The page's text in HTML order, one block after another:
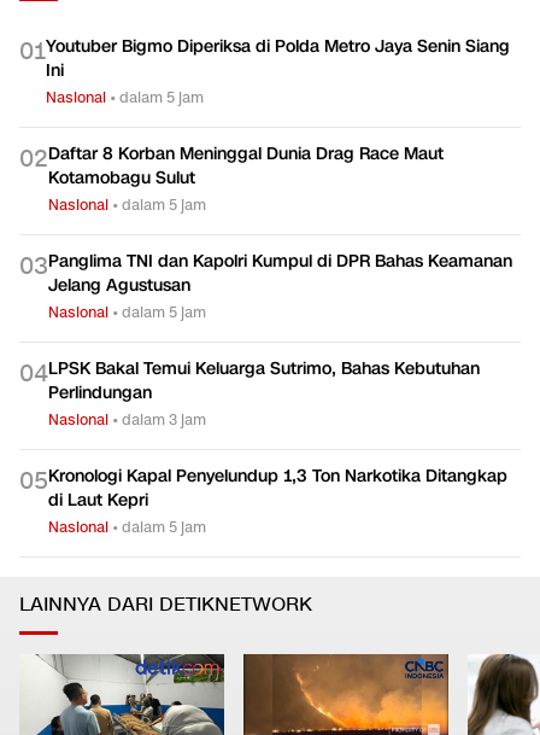
01Youtuber Bigmo Diperiksa di Polda Metro Jaya Senin Siang
Ini
Nasional •dalam 5 jam
02Daftar 8 Korban Meninggal Dunia Drag Race Maut
Kotamobagu Sulut
Nasional •dalam 5 jam
03Panglima TNI dan Kapolri Kumpul di DPR Bahas Keamanan
Jelang Agustusan
Nasional •dalam 5 jam
04LPSK Bakal Temui Keluarga Sutrimo, Bahas Kebutuhan
Perlindungan
Nasional •dalam 3 jam
05Kronologi Kapal Penyelundup 1,3 Ton Narkotika Ditangkap
di Laut Kepri
Nasional •dalam 5 jam
LAINNYA DARI DETIKNETWORK